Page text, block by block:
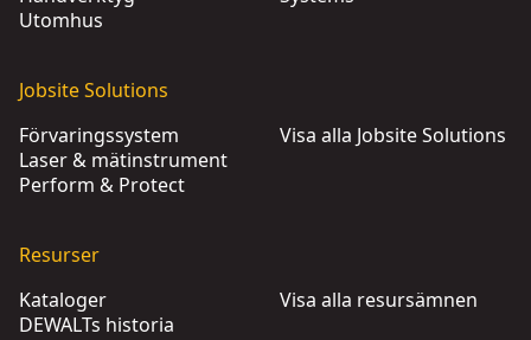
Utomhus
Jobsite Solutions
Förvaringssystem
Laser & mätinstrument
Perform & Protect
Visa alla Jobsite Solutions
Resurser
Kataloger
DEWALTs historia
Visa alla resursämnen